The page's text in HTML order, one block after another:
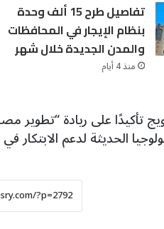
تفاصيل طرح 15 ألف وحدة
بنظام الإيجار في المحافظات
والمدن الجديدة خلال شهر
منذ 4 أيام
تأكيدًا على ريادة
الحديثة لدعم الابتكار